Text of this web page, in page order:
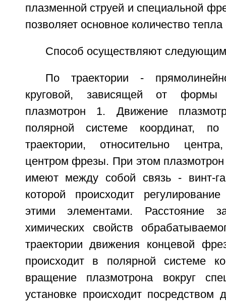
плазменной струей и специальной
позволяет основное количество тепла
Способ осуществляют
По траектории -
круговой, зависящей от формы
плазмотрон 1. Движение
полярной системе координат, по
траектории, относительно
центром фрезы. При этом
имеют между собой связь - винт-
которой происходит
этими элементами. Расстояние
химических свойств
траектории движения концевой
происходит в полярной системе
вращение плазмотрона вокруг
установке происходит посредством